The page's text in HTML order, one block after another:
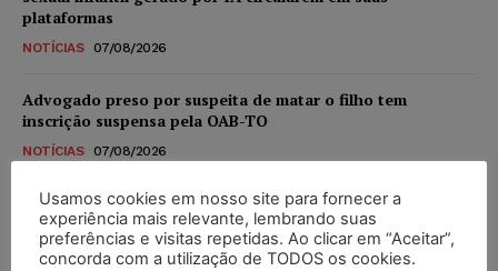
plataformas
NOTÍCIAS 07/08/2026
Advogado preso por suspeita de matar o filho tem
inscrição suspensa pela OAB-TO
NOTÍCIAS 07/08/2026
STF amplia isenção de IBS e CBS na compra de veículos
novos para pessoas com deficiência e autistas de todos os
níveis
Usamos cookies em nosso site para fornecer a
experiência mais relevante, lembrando suas
preferências e visitas repetidas. Ao clicar em “Aceitar”,
concorda com a utilização de TODOS os cookies.